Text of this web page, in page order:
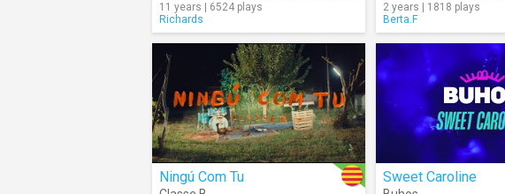
11 years | 6524 plays
Richards
2 years | 1818 plays
Berta.F
Ningú Com Tu Sweet Caroline